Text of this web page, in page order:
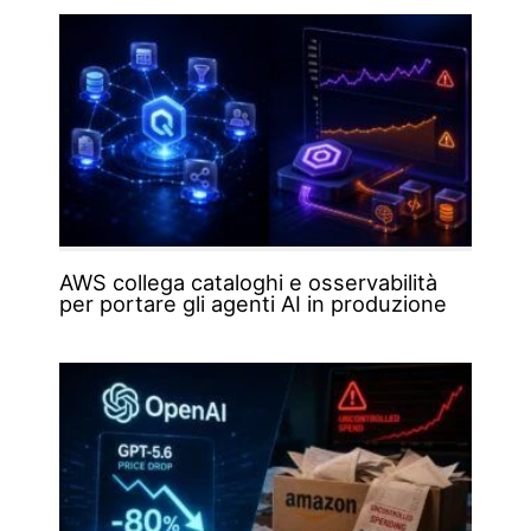
AWS collega cataloghi e osservabilità
per portare gli agenti AI in produzione